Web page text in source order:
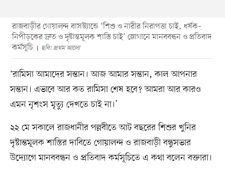
রাজবাড়ীর গোয়ালন্দ বাসস্ট্যান্ডে ‘শিশু ও নারীর নিরাপত্তা চাই, ধর্ষক–
নিপীড়কের দ্রুত ও দৃষ্টান্তমূলক শাস্তি চাই’ স্লোগানে মানববন্ধন ও প্রতিবাদ
কর্মসূচি
ছবি: প্রথম আলো
‘রামিসা আমাদের সন্তান। আজ আমার সন্তান, কাল আপনার
সন্তান। এভাবে আর কত রামিসা শেষ হবে? আমরা আর কারও
এমন নৃশংস মৃত্যু দেখতে চাই না।’
২২ মে সকালে রাজধানীর পল্লবীতে আট বছরের শিশুর খুনির
দৃষ্টান্তমূলক শাস্তির দাবিতে গোয়ালন্দ ও রাজবাড়ী বন্ধুসভার
উদ্যোগে মানববন্ধন ও প্রতিবাদ কর্মসূচিতে এ কথা বলেন বক্তারা।